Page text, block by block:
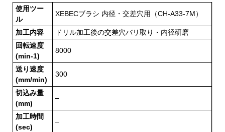
使用ツー
ル
XEBECブラシ 内径・交差穴用（CH-A33-7M）
加工内容
ドリル加工後の交差穴バリ取り・内径研磨
回転速度
(min-1)
8000
送り速度
(mm/min)
300
切込み量
(mm)
–
加工時間
(sec)
–